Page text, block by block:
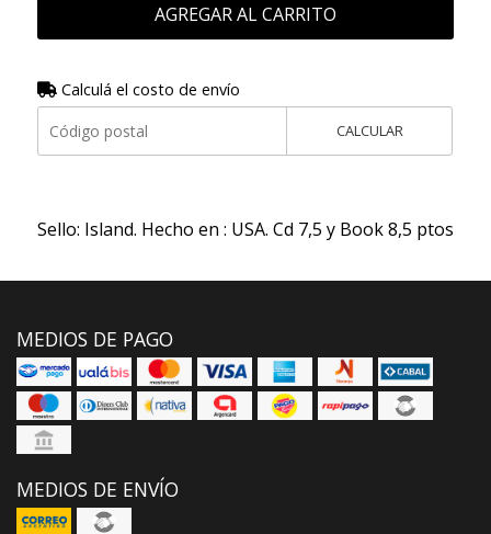
AGREGAR AL CARRITO
Calculá el costo de envío
CALCULAR
Sello: Island. Hecho en : USA. Cd 7,5 y Book 8,5 ptos
MEDIOS DE PAGO
MEDIOS DE ENVÍO